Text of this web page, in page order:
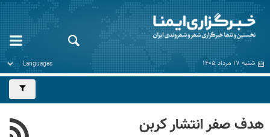
شنبه ۱۷ مرداد ۱۴۰۵
هدف صفر انتشار کربن